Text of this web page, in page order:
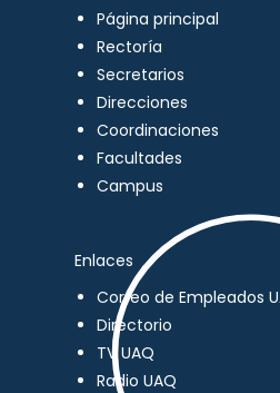
Página principal
Rectoría
Secretarios
Direcciones
Coordinaciones
Facultades
Campus
Enlaces
Correo de Empleados
Directorio
TV UAQ
Radio UAQ